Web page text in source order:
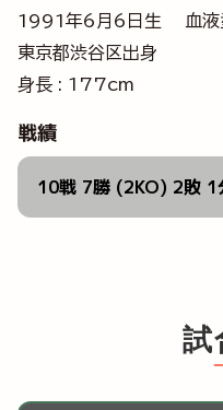
1991年6月6日生 血液
東京都渋谷区出身
身長 : 177cm
戦績
10戦 7勝 (2KO) 2敗 1
試